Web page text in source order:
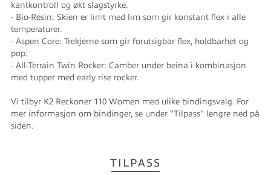
kantkontroll og økt slagstyrke.
- Bio-Resin: Skien er limt med lim som gir konstant flex i alle
temperaturer.
- Aspen Core: Trekjerne som gir forutsigbar flex, holdbarhet og
pop.
- All-Terrain Twin Rocker: Camber under beina i kombinasjon
med tupper med early rise rocker.
Vi tilbyr K2 Reckoner 110 Women med ulike bindingsvalg. For
mer informasjon om bindinger, se under "Tilpass" lengre ned på
siden.
TILPASS